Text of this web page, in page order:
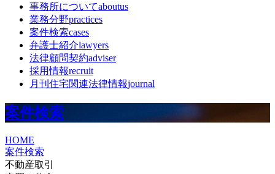
事務所についてaboutus
業務分野practices
案件検索cases
弁護士紹介lawyers
法律顧問契約adviser
採用情報recruit
月刊住宅関連法律情報journal
案件検索
HOME
案件検索
不動産取引